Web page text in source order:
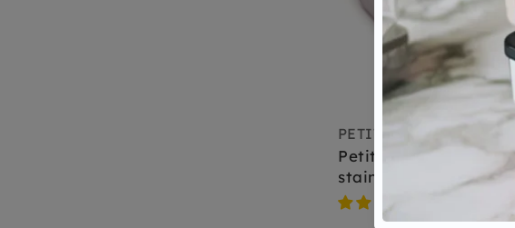
PETIT MONKEY
Petit Monkey bread
stainless steel apple